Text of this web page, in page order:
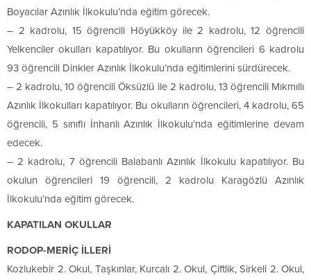
Boyacılar Azınlık İlkokulu’nda eğitim görecek.
– 2 kadrolu, 15 öğrencili Höyükköy ile 2 kadrolu, 12 öğrencili
Yelkenciler okulları kapatılıyor. Bu okulların öğrencileri 6 kadrolu
93 öğrencili Dinkler Azınlık İlkokulu’nda eğitimlerini sürdürecek.
– 2 kadrolu, 10 öğrencili Öksüzlü ile 2 kadrolu, 13 öğrencili Mıkmıllı
Azınlık İlkokulları kapatılıyor. Bu okulların öğrencileri, 4 kadrolu, 65
öğrencili, 5 sınıflı İnhanlı Azınlık İlkokulu’nda eğitimlerine devam
edecek.
– 2 kadrolu, 7 öğrencili Balabanlı Azınlık İlkokulu kapatılıyor. Bu
okulun öğrencileri 19 öğrencili, 2 kadrolu Karagözlü Azınlık
İlkokulu’nda eğitim görecek.
KAPATILAN OKULLAR
RODOP-MERİÇ İLLERİ
Kozlukebir 2. Okul, Taşkınlar, Kurcalı 2. Okul, Çiftlik, Sirkeli 2. Okul,